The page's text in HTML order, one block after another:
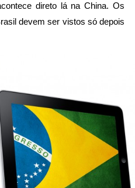
direto lá na China. Os
devem ser vistos só depois